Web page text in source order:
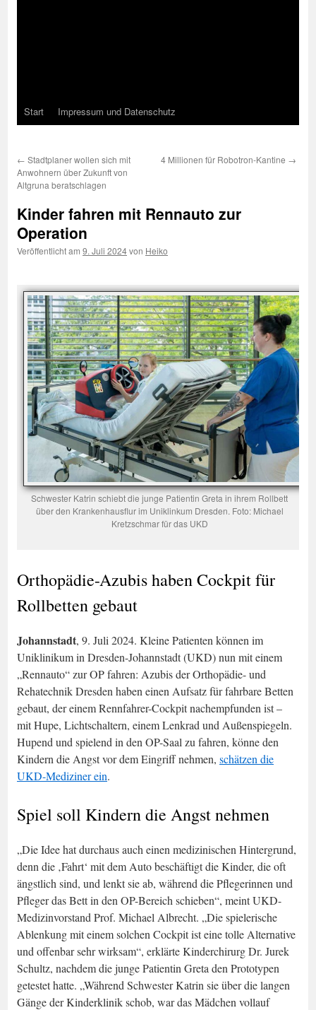
Start Impressum und Datenschutz
← Stadtplaner wollen sich mit
Anwohnern über Zukunft von
Altgruna beratschlagen
4 Millionen für Robotron-Kantine →
Kinder fahren mit Rennauto zur
Operation
Veröffentlicht am 9. Juli 2024von Heiko
Schwester Katrin schiebt die junge Patientin Greta in ihrem Rollbett
über den Krankenhausflur im Uniklinkum Dresden. Foto: Michael
Kretzschmar für das UKD
Orthopädie-Azubis haben Cockpit für
Rollbetten gebaut
Johannstadt, 9. Juli 2024. Kleine Patienten können im
Uniklinikum in Dresden-Johannstadt (UKD) nun mit einem
„Rennauto“ zur OP fahren: Azubis der Orthopädie- und
Rehatechnik Dresden haben einen Aufsatz für fahrbare Betten
gebaut, der einem Rennfahrer-Cockpit nachempfunden ist –
mit Hupe, Lichtschaltern, einem Lenkrad und Außenspiegeln.
Hupend und spielend in den OP-Saal zu fahren, könne den
Kindern die Angst vor dem Eingriff nehmen, schätzen die
UKD-Mediziner ein.
Spiel soll Kindern die Angst nehmen
„Die Idee hat durchaus auch einen medizinischen Hintergrund,
denn die ‚Fahrt‘ mit dem Auto beschäftigt die Kinder, die oft
ängstlich sind, und lenkt sie ab, während die Pflegerinnen und
Pfleger das Bett in den OP-Bereich schieben“, meint UKD-
Medizinvorstand Prof. Michael Albrecht. „Die spielerische
Ablenkung mit einem solchen Cockpit ist eine tolle Alternative
und offenbar sehr wirksam“, erklärte Kinderchirurg Dr. Jurek
Schultz, nachdem die junge Patientin Greta den Prototypen
getestet hatte. „Während Schwester Katrin sie über die langen
Gänge der Kinderklinik schob, war das Mädchen vollauf